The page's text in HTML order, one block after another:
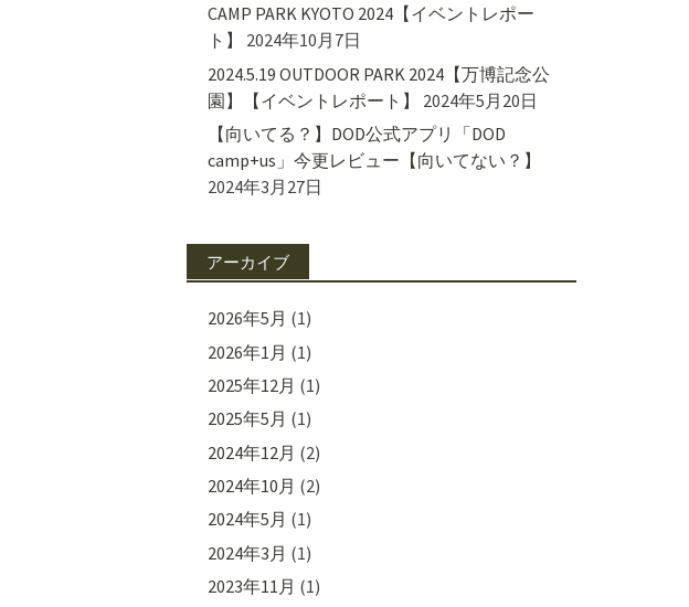
CAMP PARK KYOTO 2024【イベントレポー
ト】
2024年10月7日
2024.5.19 OUTDOOR PARK 2024【万博記念公
園】【イベントレポート】
2024年5月20日
【向いてる？】DOD公式アプリ「DOD
camp+us」今更レビュー【向いてない？】
2024年3月27日
アーカイブ
2026年5月 (1)
2026年1月 (1)
2025年12月 (1)
2025年5月 (1)
2024年12月 (2)
2024年10月 (2)
2024年5月 (1)
2024年3月 (1)
2023年11月 (1)